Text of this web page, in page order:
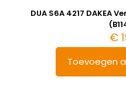
DUA S6A 4217 DAKEA
€
Toevoegen